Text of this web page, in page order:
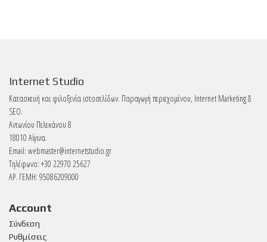
Internet Studio
Κατασκευή και φιλοξενία ιστοσελίδων. Παραγωγή περιεχομένου, Internet Marketing &
SEO.
Αντωνίου Πελεκάνου 8
18010 Αίγινα.
Email: webmaster@internetstudio.gr
Τηλέφωνο: +30 22970 25627
ΑΡ. ΓΕΜΗ: 95086209000
Account
Σύνδεση
Ρυθμίσεις